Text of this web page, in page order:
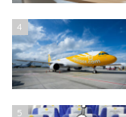
4
5